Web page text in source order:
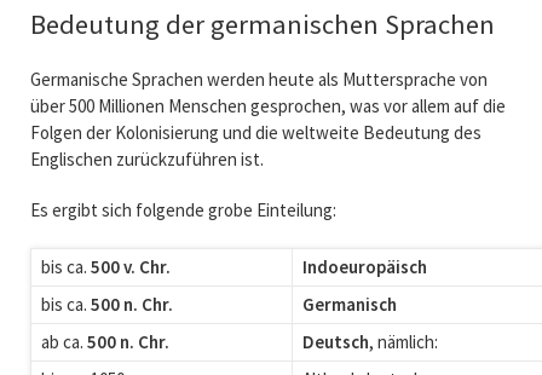
Bedeutung der germanischen Sprachen
Germanische Sprachen werden heute als Muttersprache von
über 500 Millionen Menschen gesprochen, was vor allem auf die
Folgen der Kolonisierung und die weltweite Bedeutung des
Englischen zurückzuführen ist.
Es ergibt sich folgende grobe Einteilung:
bis ca.500 v. Chr.
Indoeuropäisch
bis ca.500 n. Chr.
Germanisch
ab ca.500 n. Chr. Deutsch, nämlich: